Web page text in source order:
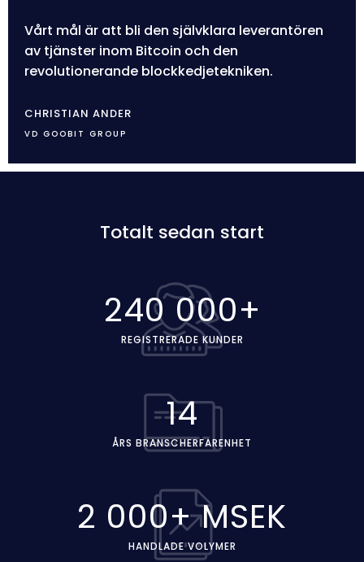
Vårt mål är att bli den självklara leverantören
av tjänster inom Bitcoin och den
revolutionerande blockkedjetekniken.
CHRISTIAN ANDER
VD GOOBIT GROUP
Totalt sedan start
240 000+
REGISTRERADE KUNDER
14
ÅRS BRANSCHERFARENHET
2 000+ MSEK
HANDLADE VOLYMER